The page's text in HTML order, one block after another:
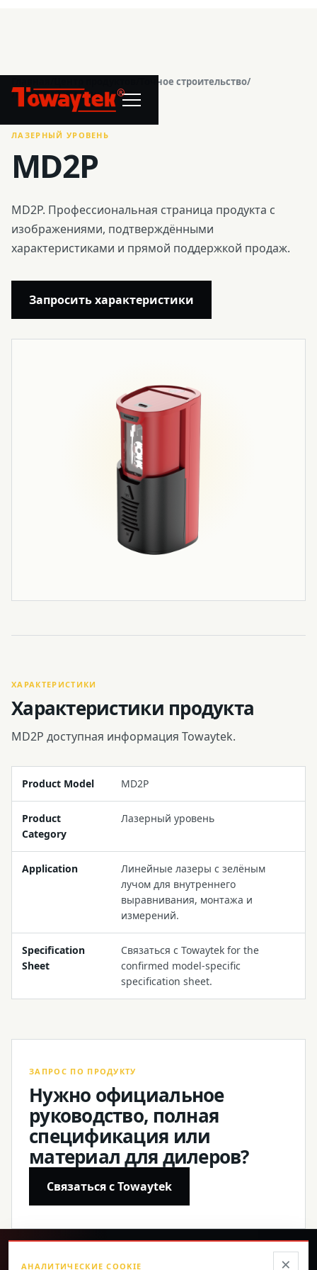
®
Точное строительство/
Лазерный уровень/MD2P
ЛАЗЕРНЫЙ УРОВЕНЬ
MD2P
MD2P. Профессиональная страница продукта с
изображениями, подтверждёнными
характеристиками и прямой поддержкой продаж.
Запросить характеристики
ХАРАКТЕРИСТИКИ
Характеристики продукта
MD2P доступная информация Towaytek.
Product Model MD2P
Product
Category
Лазерный уровень
Application
Линейные лазеры с зелёным
лучом для внутреннего
выравнивания, монтажа и
измерений.
Specification
Sheet
Связаться с Towaytek for the
confirmed model-specific
specification sheet.
ЗАПРОС ПО ПРОДУКТУ
Нужно официальное
руководство, полная
спецификация или
материал для дилеров?
Связаться с Towaytek
×
АНАЛИТИЧЕСКИЕ COOKIE